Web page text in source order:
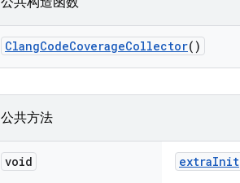
ClangCodeCoverageCollector()
公共方法
void extraInit